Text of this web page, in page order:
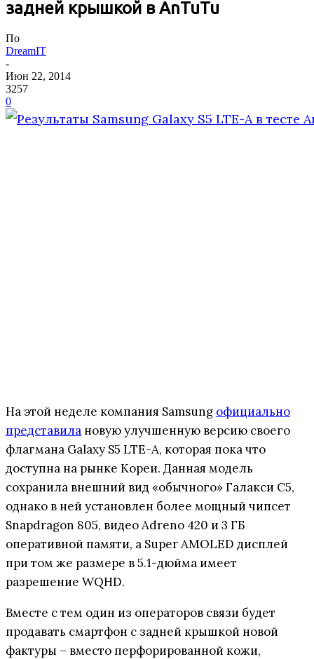
задней крышкой в AnTuTu
По
DreamIT
-
Июн 22, 2014
3257
0
На этой неделе компания Samsung официально
представила новую улучшенную версию своего
флагмана Galaxy S5 LTE-A, которая пока что
доступна на рынке Кореи. Данная модель
сохранила внешний вид «обычного» Галакси С5,
однако в ней установлен более мощный чипсет
Snapdragon 805, видео Adreno 420 и 3 ГБ
оперативной памяти, а Super AMOLED дисплей
при том же размере в 5.1-дюйма имеет
разрешение WQHD.
Вместе с тем один из операторов связи будет
продавать смартфон с задней крышкой новой
фактуры – вместо перфорированной кожи,